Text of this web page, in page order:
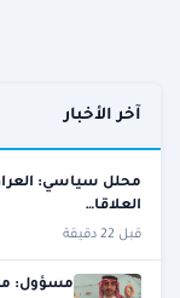
آخر الأخبار
محلل سياسي:
العلاقا…
قبل 22 دقيقة
مسؤول: